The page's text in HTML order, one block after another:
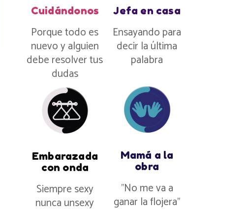
Cuidándonos
Porque todo es
nuevo y alguien
debe resolver tus
dudas
Embarazada
con onda
Siempre sexy
nunca unsexy
Jefa en casa
Ensayando para
decir la última
palabra
Mamá a la
obra
”No me va a
ganar la flojera”